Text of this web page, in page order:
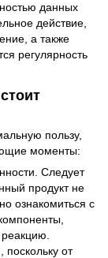
данных
действие,
а также
регулярность
пользу,
моменты:
Следует
продукт не
ознакомиться с
от